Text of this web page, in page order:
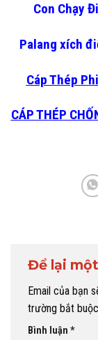
Con Chạy
Palang xích
Cáp Thép
CÁP THÉP
Để lại
Email của bạn
trường bắt
Bình luận *